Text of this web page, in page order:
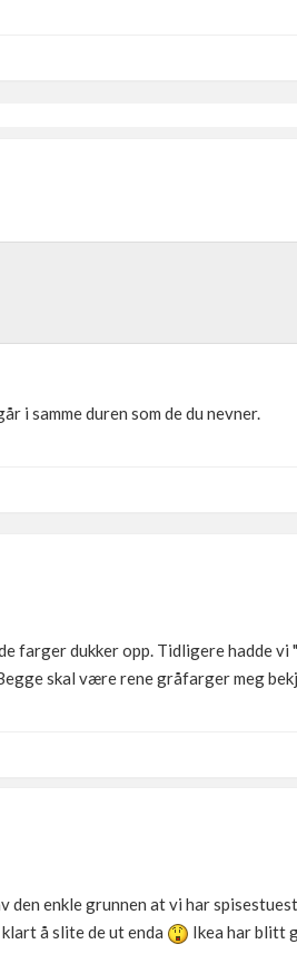
i samme duren som de du nevner.
farger dukker opp. Tidligere hadde vi
skal være rene gråfarger meg
den enkle grunnen at vi har
å slite de ut enda
Ikea har blitt